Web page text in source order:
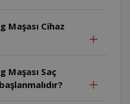
Maşası Cihaz
Maşası Saç